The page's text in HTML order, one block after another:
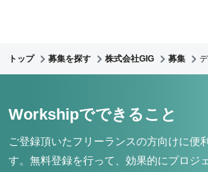
トップ 募集を探す 株式会社GIG 募集
Workshipでできること
ご登録頂いたフリーランスの方向けに便
す。 無料登録を行って、効果的にプロジ